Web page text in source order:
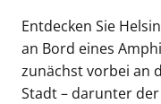
Entdecken Sie
an Bord eines
zunächst vorbei an
Stadt – darunter